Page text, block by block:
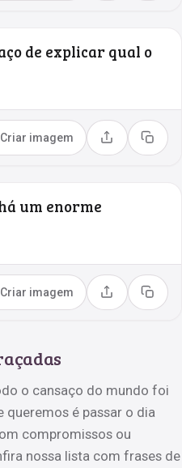
de explicar qual o
Criar imagem Compartilhar
Copiar
um enorme
Criar imagem Compartilhar
Copiar
o cansaço do mundo foi
é passar o dia
compromissos ou
nossa lista com frases de